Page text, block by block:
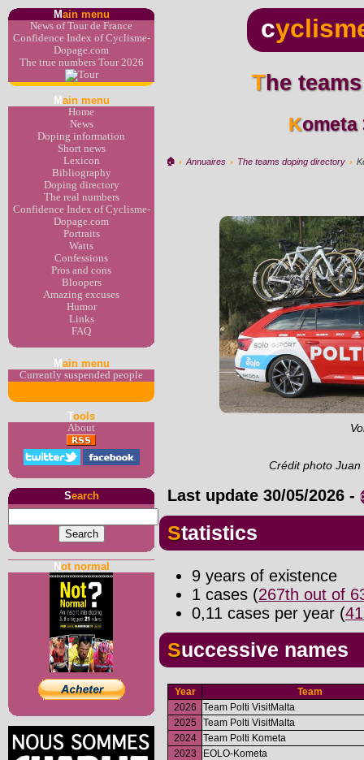
Main menu
News of Tour de France
Confidence Index of Cyclisme-
Dopage.com
The true numbers Tour 2026
M ain menu
Home
News
Doping information
Short news
Lexicon
Bibliography
Doping directory
The real numbers
Confidence Index of Cyclisme-
Dopage.com
Portraits
Watts
Confessions
Pros and cons
Bloopers
Amazing excuses
Humor
Links
FAQ
M ain menu
Currently suspended people
Tools
About
Search
Not normal
c
The
🏠︎ › Annuaires › The teams doping directory ›
Crédit photo
Last update 30/05/2026 -
Statistics
9 years of existence
1 cases (267th out of
0,11 cases per year (
Successive names
Year
Team
2026
Team Polti VisitMalta
2025
Team Polti VisitMalta
2024
Team Polti Kometa
2023
EOLO-Kometa